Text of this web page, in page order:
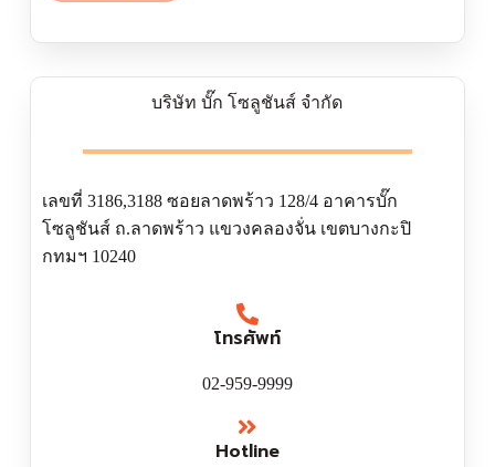
บริษัท บั๊ก โซลูชันส์ จำกัด
เลขที่ 3186,3188 ซอยลาดพร้าว 128/4 อาคารบั๊ก
โซลูชันส์ ถ.ลาดพร้าว แขวงคลองจั่น เขตบางกะปิ
กทมฯ 10240
โทรศัพท์
02-959-9999
Hotline